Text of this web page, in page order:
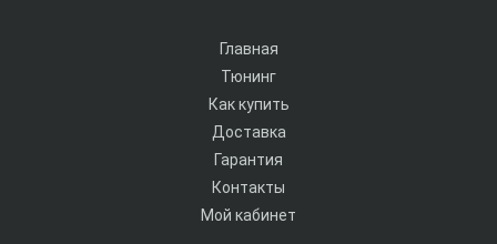
Главная
Тюнинг
Как купить
Доставка
Гарантия
Контакты
Мой кабинет